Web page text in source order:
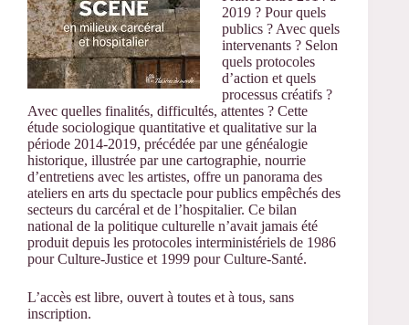
2019 ? Pour quels
publics ? Avec quels
intervenants ? Selon
quels protocoles
d’action et quels
processus créatifs ?
Avec quelles finalités, difficultés, attentes ? Cette
étude sociologique quantitative et qualitative sur la
période 2014-2019, précédée par une généalogie
historique, illustrée par une cartographie, nourrie
d’entretiens avec les artistes, offre un panorama des
ateliers en arts du spectacle pour publics empêchés des
secteurs du carcéral et de l’hospitalier. Ce bilan
national de la politique culturelle n’avait jamais été
produit depuis les protocoles interministériels de 1986
pour Culture-Justice et 1999 pour Culture-Santé.
L’accès est libre, ouvert à toutes et à tous, sans
inscription.